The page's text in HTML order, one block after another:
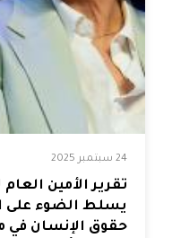
24 سبتمبر 2025
يسلط الضوء على
حقوق الإنسان